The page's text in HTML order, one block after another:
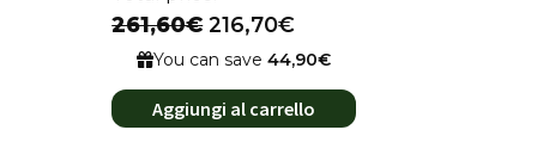
261,60€ 216,70€
You can save44,90€
Aggiungi al carrello